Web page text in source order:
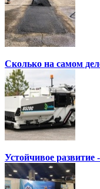
Сколько на самом
Устойчивое развитие